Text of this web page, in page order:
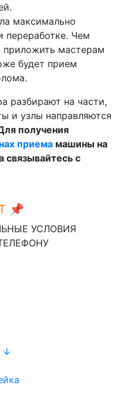
максимально
переработке. Чем
приложить мастерам
будет прием
разбирают на части,
и узлы направляются
получения
приема машины на
связывайтесь с
Ctrl+D
УСЛОВИЯ
↓